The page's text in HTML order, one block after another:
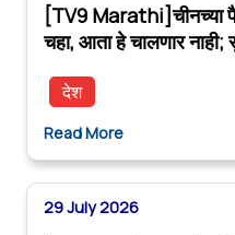
[TV9 Marathi]चीनच्या
चहा, आता हे चालणार
देश
Read More
29 July 2026